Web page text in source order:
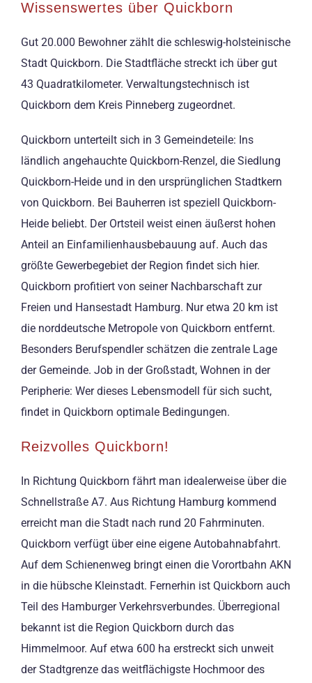
Wissenswertes über Quickborn
Gut 20.000 Bewohner zählt die schleswig-holsteinische
Stadt Quickborn. Die Stadtfläche streckt ich über gut
43 Quadratkilometer. Verwaltungstechnisch ist
Quickborn dem Kreis Pinneberg zugeordnet.
Quickborn unterteilt sich in 3 Gemeindeteile: Ins
ländlich angehauchte Quickborn-Renzel, die Siedlung
Quickborn-Heide und in den ursprünglichen Stadtkern
von Quickborn. Bei Bauherren ist speziell Quickborn-
Heide beliebt. Der Ortsteil weist einen äußerst hohen
Anteil an Einfamilienhausbebauung auf. Auch das
größte Gewerbegebiet der Region findet sich hier.
Quickborn profitiert von seiner Nachbarschaft zur
Freien und Hansestadt Hamburg. Nur etwa 20 km ist
die norddeutsche Metropole von Quickborn entfernt.
Besonders Berufspendler schätzen die zentrale Lage
der Gemeinde. Job in der Großstadt, Wohnen in der
Peripherie: Wer dieses Lebensmodell für sich sucht,
findet in Quickborn optimale Bedingungen.
Reizvolles Quickborn!
In Richtung Quickborn fährt man idealerweise über die
Schnellstraße A7. Aus Richtung Hamburg kommend
erreicht man die Stadt nach rund 20 Fahrminuten.
Quickborn verfügt über eine eigene Autobahnabfahrt.
Auf dem Schienenweg bringt einen die Vorortbahn AKN
in die hübsche Kleinstadt. Fernerhin ist Quickborn auch
Teil des Hamburger Verkehrsverbundes. Überregional
bekannt ist die Region Quickborn durch das
Himmelmoor. Auf etwa 600 ha erstreckt sich unweit
der Stadtgrenze das weitflächigste Hochmoor des